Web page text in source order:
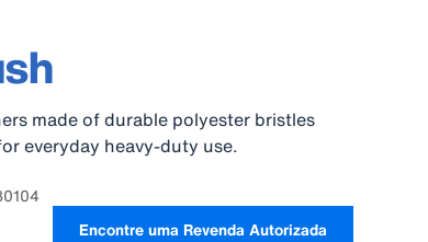
made of durable polyester bristles
everyday heavy-duty use.
Encontre uma Revenda Autorizada